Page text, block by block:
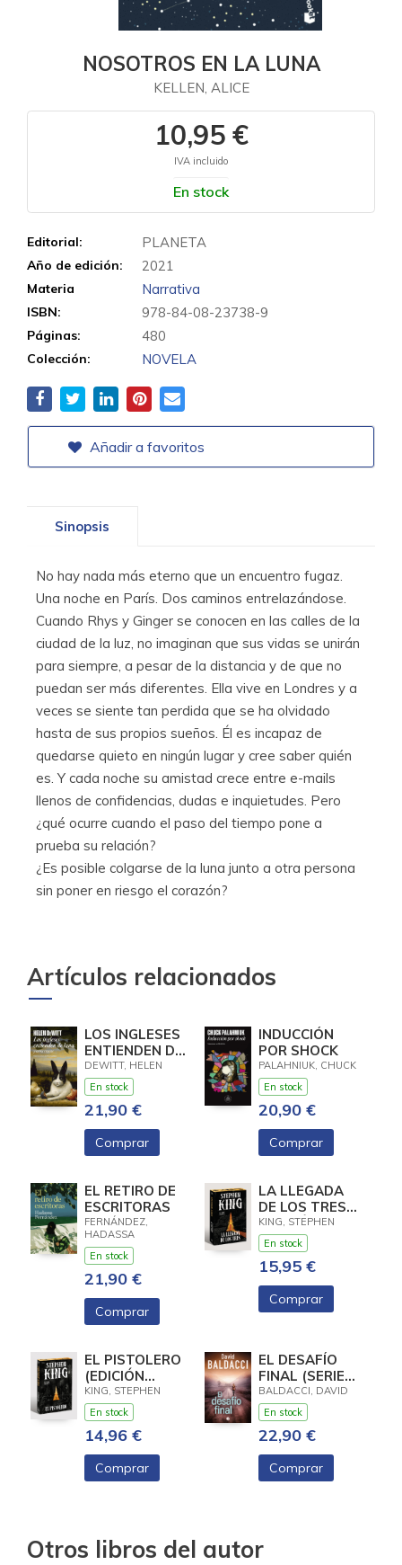
NOSOTROS EN LA LUNA
KELLEN, ALICE
10,95 €
IVA incluido
En stock
Editorial: PLANETA
Año de edición: 2021
Materia Narrativa
ISBN: 978-84-08-23738-9
Páginas: 480
Colección: NOVELA
Añadir a favoritos
Sinopsis
No hay nada más eterno que un encuentro fugaz.
Una noche en París. Dos caminos entrelazándose.
Cuando Rhys y Ginger se conocen en las calles de la
ciudad de la luz, no imaginan que sus vidas se unirán
para siempre, a pesar de la distancia y de que no
puedan ser más diferentes. Ella vive en Londres y a
veces se siente tan perdida que se ha olvidado
hasta de sus propios sueños. Él es incapaz de
quedarse quieto en ningún lugar y cree saber quién
es. Y cada noche su amistad crece entre e-mails
llenos de confidencias, dudas e inquietudes. Pero
¿qué ocurre cuando el paso del tiempo pone a
prueba su relación?
¿Es posible colgarse de la luna junto a otra persona
sin poner en riesgo el corazón?
Artículos relacionados
LOS INGLESES
ENTIENDEN DE
LANA (Y
OTROS
TRUCOS)
DEWITT, HELEN
En stock
21,90 €
Comprar
INDUCCIÓN
POR SHOCK
PALAHNIUK, CHUCK
En stock
20,90 €
Comprar
EL RETIRO DE
ESCRITORAS
FERNÁNDEZ,
HADASSA
En stock
21,90 €
Comprar
LA LLEGADA
DE LOS TRES
(EDICIÓN
CANTOS
TINTADOS) (LA
TORRE
OSCURA 2)
KING, STEPHEN
En stock
15,95 €
Comprar
EL PISTOLERO
(EDICIÓN
CANTOS
TINTADOS) (LA
TORRE
OSCURA 1)
KING, STEPHEN
En stock
14,96 €
Comprar
EL DESAFÍO
FINAL (SERIE
ATLEE PINE 4)
BALDACCI, DAVID
En stock
22,90 €
Comprar
Otros libros del autor